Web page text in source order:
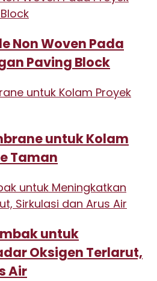
Non Woven Pada
Paving Block
untuk Kolam
Taman
untuk
Oksigen Terlarut,
Air